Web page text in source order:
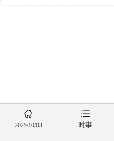
2025/10/03 时事